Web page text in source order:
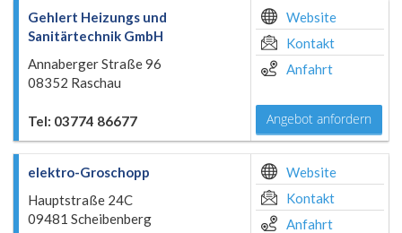
Gehlert Heizungs und
Sanitärtechnik GmbH
Annaberger Straße 96
08352 Raschau
Tel: 03774 86677
Website
Kontakt
Anfahrt
Angebot anfordern
elektro-Groschopp
Hauptstraße 24C
09481 Scheibenberg
Website
Kontakt
Anfahrt